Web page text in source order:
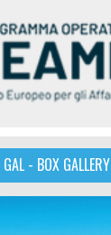
GAL - BOX GALLERY